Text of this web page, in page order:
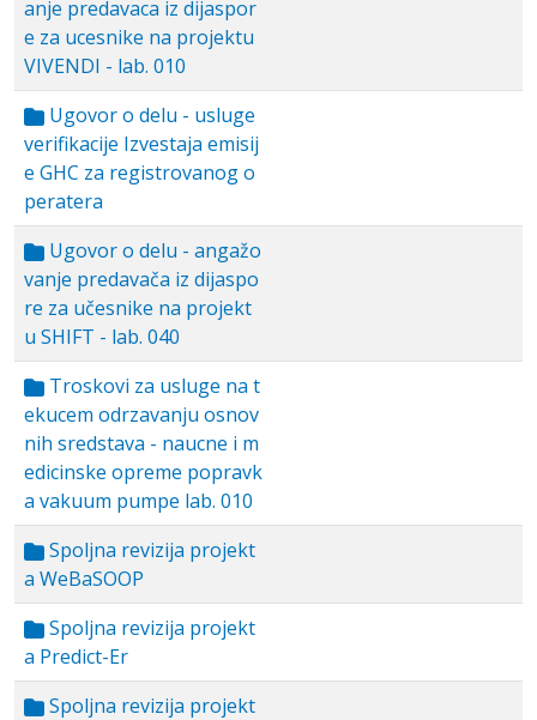
anje predavaca iz dijaspor
e za ucesnike na projektu
VIVENDI - lab. 010
Ugovor o delu - usluge
verifikacije Izvestaja emisij
e GHC za registrovanog o
peratera
Ugovor o delu - angažo
vanje predavača iz dijaspo
re za učesnike na projekt
u SHIFT - lab. 040
Troskovi za usluge na t
ekucem odrzavanju osnov
nih sredstava - naucne i m
edicinske opreme popravk
a vakuum pumpe lab. 010
Spoljna revizija projekt
a WeBaSOOP
Spoljna revizija projekt
a Predict-Er
Spoljna revizija projekt